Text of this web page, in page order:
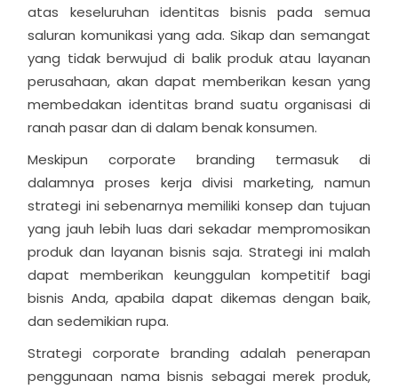
atas keseluruhan identitas bisnis pada semua
saluran komunikasi yang ada. Sikap dan semangat
yang tidak berwujud di balik produk atau layanan
perusahaan, akan dapat memberikan kesan yang
membedakan identitas brand suatu organisasi di
ranah pasar dan di dalam benak konsumen.
Meskipun corporate branding termasuk di
dalamnya proses kerja divisi marketing, namun
strategi ini sebenarnya memiliki konsep dan tujuan
yang jauh lebih luas dari sekadar mempromosikan
produk dan layanan bisnis saja. Strategi ini malah
dapat memberikan keunggulan kompetitif bagi
bisnis Anda, apabila dapat dikemas dengan baik,
dan sedemikian rupa.
Strategi corporate branding adalah penerapan
penggunaan nama bisnis sebagai merek produk,